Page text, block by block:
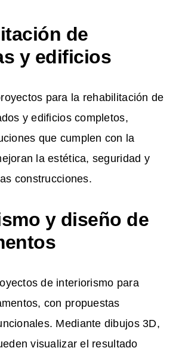
de
y edificios
para la rehabilitación de
y edificios completos,
que cumplen con la
la estética, seguridad y
construcciones.
y diseño de
de interiorismo para
con propuestas
Mediante dibujos 3D,
visualizar el resultado